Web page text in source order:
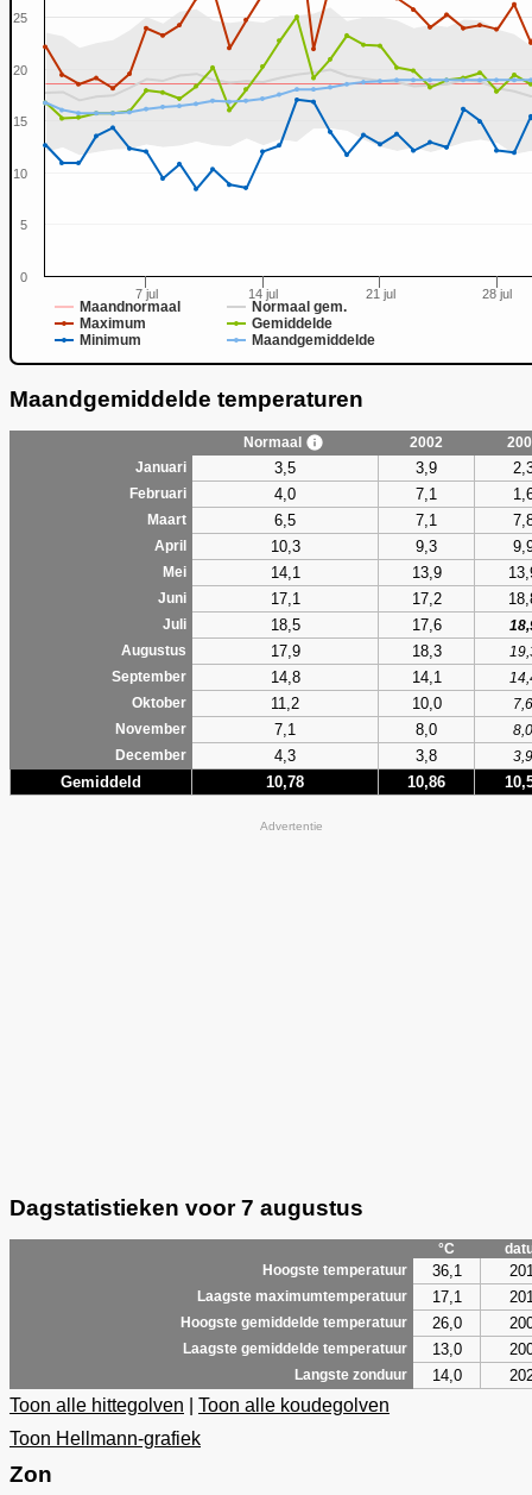
Maandnormaal
Normaal gem.
Maximum
Gemiddelde
Minimum
Maandgemiddelde
7 jul 14 jul 21 jul 28 jul
0
5
10
15
20
25
Maandgemiddelde temperaturen
Normaal 2002
Januari
3,5 3,9
Februari 4,0 7,1
Maart 6,5 7,1
April 10,3 9,3
Mei 14,1 13,9
Juni 17,1 17,2
Juli 18,5 17,6
Augustus
17,9 18,3
September
14,8 14,1
Oktober
11,2 10,0
7,6
November
7,1 8,0
8,0
December
4,3 3,8 3,9
Gemiddeld 10,78 10,86
Advertentie
Dagstatistieken voor 7 augustus
°C
Hoogste temperatuur
36,1
Laagste maximumtemperatuur 17,1
Hoogste gemiddelde temperatuur 26,0
Laagste gemiddelde temperatuur 13,0
Langste zonduur 14,0
Toon alle hittegolven
Toon alle koudegolven
Toon Hellmann-grafiek
Zon